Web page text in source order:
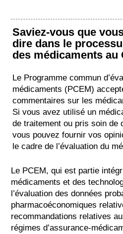
Saviez-vous que
dire dans le
des médicaments au
Le Programme commun
médicaments (PCEM)
commentaires sur les
Si vous avez utilisé un
de traitement ou pris soin de
vous pouvez fournir vos
le cadre de l’évaluation du
Le PCEM, qui est partie
médicaments et des
l’évaluation des données
pharmacoéconomiques
recommandations relatives
régimes d’assurance-